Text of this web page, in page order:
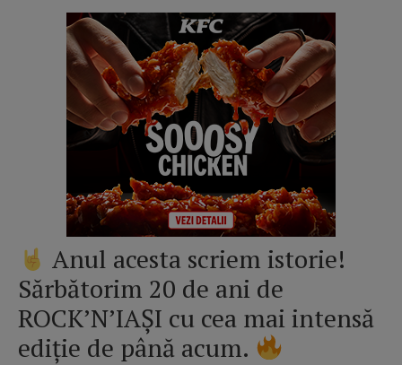
Anul acesta scriem istorie!
Sărbătorim 20 de ani de
ROCK’N’IAȘI cu cea mai intensă
ediție de până acum.